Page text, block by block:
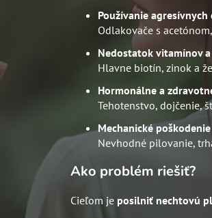
Používanie
Odlakovače s
Nedostatok vitamínov
Hlavne biotín, zinok a
Hormonálne a
Tehotenstvo, dojčenie,
Mechanické poškodenie
Nevhodné pilovanie,
Ako problém riešiť?
Cieľom je posilniť nechtovú